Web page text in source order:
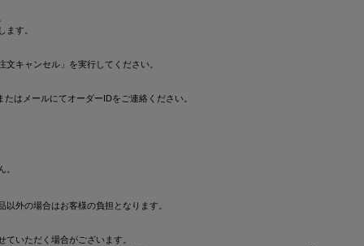
す。
キャンセル」を実行してください。
はメールにてオーダーIDをご連絡ください。
。
外の場合はお客様の負担となります。
いただく場合がございます。